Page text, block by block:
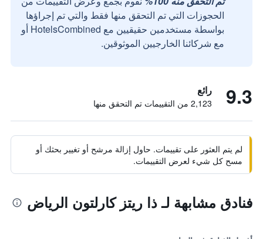
الحجوزات التي تم التحقق منها فقط والتي تم إجراؤها
بواسطة مستخدمين حقيقيين مع HotelsCombined أو
مع شركائنا الخارجيين الموثوقين.
9.3 رائع
2,123 من التقييمات تم التحقق منها
لم يتم العثور على تقييمات. حاول إزالة مرشح أو تغيير بحثك أو
مسح كل شيء لعرض التقييمات.
فنادق مشابهة لـ ذا ريتز كارلتون الرياض